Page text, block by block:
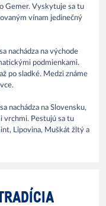
Gemer. Vyskytuje sa tu
vínam jedinečný
nachádza na východe
podmienkami.
po sladké. Medzi známe
nachádza na Slovensku,
vrchmi. Pestujú sa tu
Lipovina, Muškát žltý a